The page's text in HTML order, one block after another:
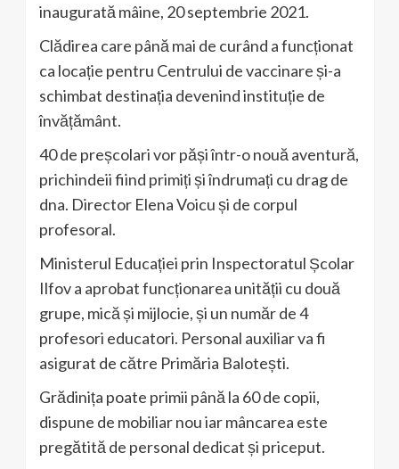
inaugurată mâine, 20 septembrie 2021.
Clădirea care până mai de curând a funcționat
ca locație pentru Centrului de vaccinare și-a
schimbat destinația devenind instituție de
învățământ.
40 de preșcolari vor păși într-o nouă aventură,
prichindeii fiind primiți și îndrumați cu drag de
dna. Director Elena Voicu și de corpul
profesoral.
Ministerul Educației prin Inspectoratul Școlar
Ilfov a aprobat funcționarea unității cu două
grupe, mică și mijlocie, și un număr de 4
profesori educatori. Personal auxiliar va fi
asigurat de către Primăria Balotești.
Grădinița poate primii până la 60 de copii,
dispune de mobiliar nou iar mâncarea este
pregătită de personal dedicat și priceput.